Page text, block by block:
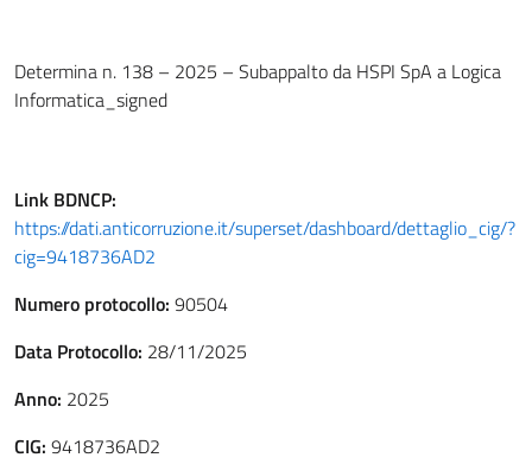
Determina n. 138 – 2025 – Subappalto da HSPI SpA a Logica
Informatica_signed
Link BDNCP:
https://dati.anticorruzione.it/superset/dashboard/dettaglio_cig/?
cig=9418736AD2
Numero protocollo: 90504
Data Protocollo: 28/11/2025
Anno: 2025
CIG: 9418736AD2